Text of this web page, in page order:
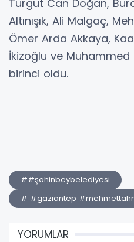
Turgut Can Doğan,
Altınışık, Ali Malgaç,
Ömer Arda Akkaya,
İkizoğlu ve Muhammed
birinci oldu.
##şahinbeybelediyesi
# #gaziantep
YORUMLAR